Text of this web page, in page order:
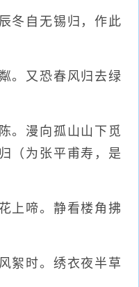
自无锡归，作此
又恐春风归去绿
漫向孤山山下觅
（为张平甫寿，是
啼。静看楼角拂
时。绣衣夜半草